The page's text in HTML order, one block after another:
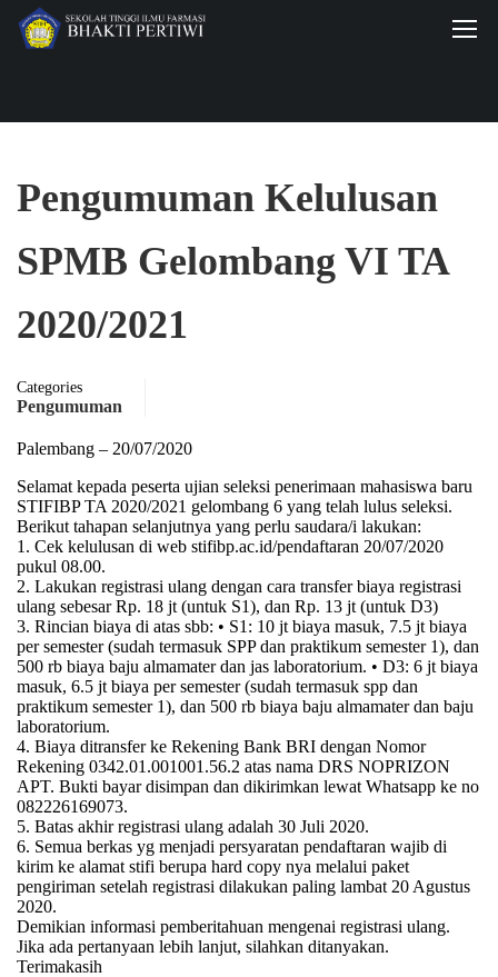
Pengumuman Kelulusan
SPMB Gelombang VI TA
2020/2021
Categories
Pengumuman
Palembang – 20/07/2020
Selamat kepada peserta ujian seleksi penerimaan mahasiswa baru
STIFIBP TA 2020/2021 gelombang 6 yang telah lulus seleksi.
Berikut tahapan selanjutnya yang perlu saudara/i lakukan:
1. Cek kelulusan di web stifibp.ac.id/pendaftaran 20/07/2020
pukul 08.00.
2. Lakukan registrasi ulang dengan cara transfer biaya registrasi
ulang sebesar Rp. 18 jt (untuk S1), dan Rp. 13 jt (untuk D3)
3. Rincian biaya di atas sbb: • S1: 10 jt biaya masuk, 7.5 jt biaya
per semester (sudah termasuk SPP dan praktikum semester 1), dan
500 rb biaya baju almamater dan jas laboratorium. • D3: 6 jt biaya
masuk, 6.5 jt biaya per semester (sudah termasuk spp dan
praktikum semester 1), dan 500 rb biaya baju almamater dan baju
laboratorium.
4. Biaya ditransfer ke Rekening Bank BRI dengan Nomor
Rekening 0342.01.001001.56.2 atas nama DRS NOPRIZON
APT. Bukti bayar disimpan dan dikirimkan lewat Whatsapp ke no
082226169073.
5. Batas akhir registrasi ulang adalah 30 Juli 2020.
6. Semua berkas yg menjadi persyaratan pendaftaran wajib di
kirim ke alamat stifi berupa hard copy nya melalui paket
pengiriman setelah registrasi dilakukan paling lambat 20 Agustus
2020.
Demikian informasi pemberitahuan mengenai registrasi ulang.
Jika ada pertanyaan lebih lanjut, silahkan ditanyakan.
Terimakasih